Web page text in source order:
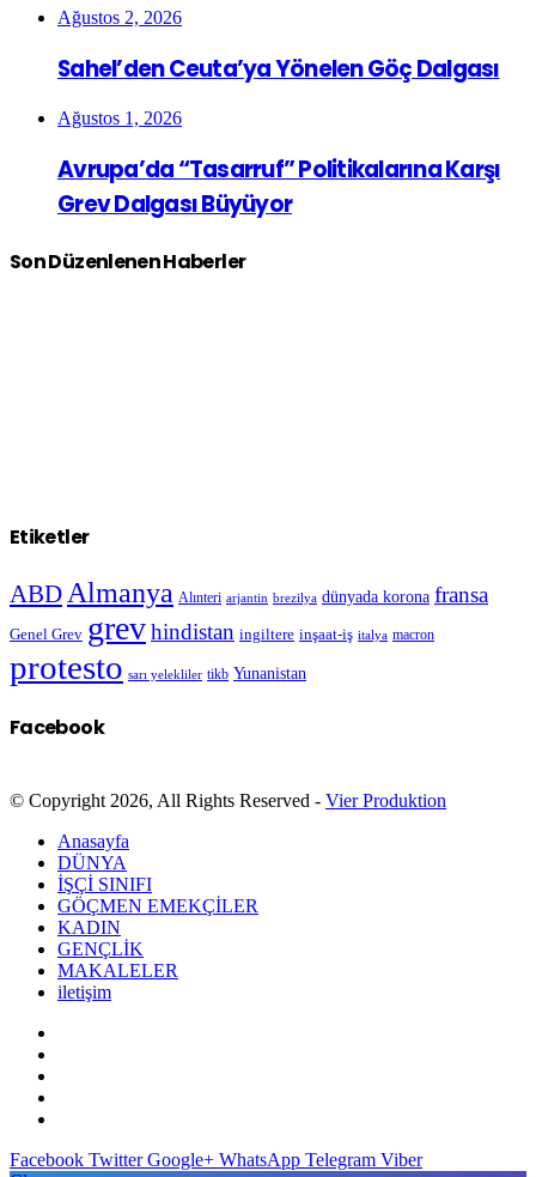
Ağustos 2, 2026
Sahel’den Ceuta’ya Yönelen Göç Dalgası
Ağustos 1, 2026
Avrupa’da “Tasarruf” Politikalarına Karşı
Grev Dalgası Büyüyor
Son Düzenlenen Haberler
Etiketler
ABD Almanya Alınteri arjantin brezilya dünyada korona fransa
Genel Grev grevhindistan ingiltere inşaat-iş italya macron
protesto sarı yelekliler tikb Yunanistan
Facebook
© Copyright 2026, All Rights Reserved - Vier Produktion
Anasayfa
DÜNYA
İŞÇİ SINIFI
GÖÇMEN EMEKÇİLER
KADIN
GENÇLİK
MAKALELER
iletişim
Facebook Twitter Google+ WhatsApp Telegram Viber